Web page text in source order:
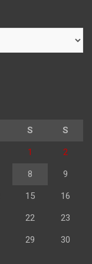
S S
1 2
8 9
15 16
22 23
29 30